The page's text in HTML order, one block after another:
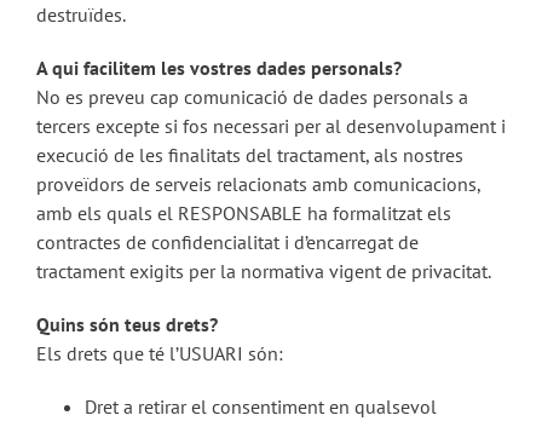
destruïdes.
A qui facilitem les vostres dades personals?
No es preveu cap comunicació de dades personals a
tercers excepte si fos necessari per al desenvolupament i
execució de les finalitats del tractament, als nostres
proveïdors de serveis relacionats amb comunicacions,
amb els quals el RESPONSABLE ha formalitzat els
contractes de confidencialitat i d’encarregat de
tractament exigits per la normativa vigent de privacitat.
Quins són teus drets?
Els drets que té l’USUARI són:
Dret a retirar el consentiment en qualsevol